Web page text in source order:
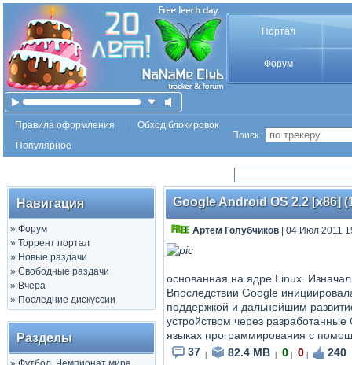
Портал
Форум
Правила оформления
Обход блокировок
Популярное
Поиск :
Навигация
» Форум
» Торрент портал
» Новые раздачи
» Свободные раздачи
» Вчера
» Последние дискуссии
Разделы
Google Android OS 2.2 [x86]
Артем Голубчиков | 04 Июл 2011
основанная на ядре Linux.
Впоследствии Google
поддержкой и дальнейшим
устройством через
языках программирования с
37
82.4 MB 0 0 240